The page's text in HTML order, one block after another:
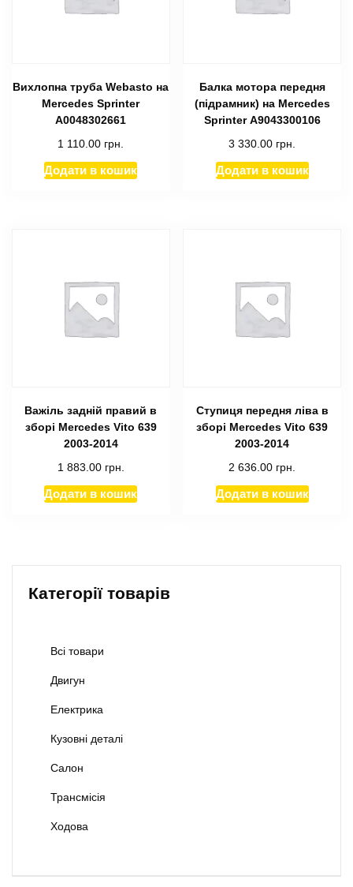
Вихлопна труба Webasto на
Mercedes Sprinter
A0048302661
1 110.00 грн.
Додати в кошик
Балка мотора передня
(підрамник) на Mercedes
Sprinter А9043300106
3 330.00 грн.
Додати в кошик
Важіль задній правий в
зборі Mercedes Vito 639
2003-2014
1 883.00 грн.
Додати в кошик
Ступиця передня ліва в
зборі Mercedes Vito 639
2003-2014
2 636.00 грн.
Додати в кошик
Категорії товарів
Всі товари
Двигун
Електрика
Кузовні деталі
Салон
Трансмісія
Ходова